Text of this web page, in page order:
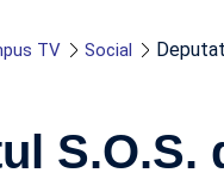
TV Social
S.O.S.